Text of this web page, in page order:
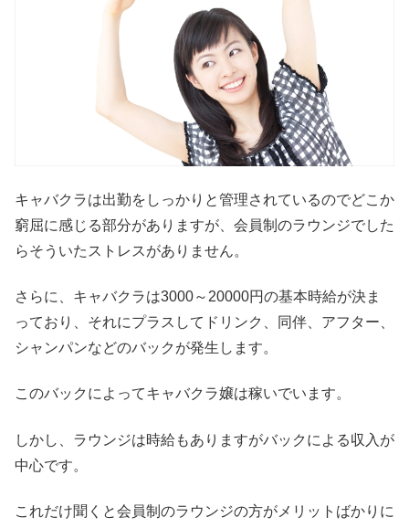
キャバクラは出勤をしっかりと管理されているのでどこか
窮屈に感じる部分がありますが、会員制のラウンジでした
らそういたストレスがありません。
さらに、キャバクラは3000～20000円の基本時給が決ま
っており、それにプラスしてドリンク、同伴、アフター、
シャンパンなどのバックが発生します。
このバックによってキャバクラ嬢は稼いでいます。
しかし、ラウンジは時給もありますがバックによる収入が
中心です。
これだけ聞くと会員制のラウンジの方がメリットばかりに